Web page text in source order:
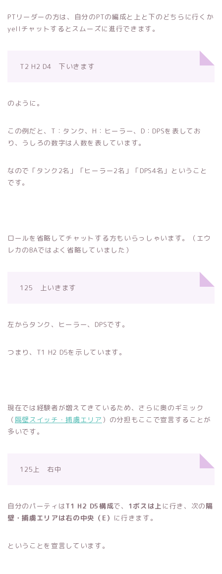
PTリーダーの方は、自分のPTの編成と上と下のどちらに行くか
yellチャットするとスムーズに進行できます。
T2 H2 D4 下いきます
のように。
この例だと、T：タンク、H：ヒーラー、D：DPSを表してお
り、うしろの数字は人数を表しています。
なので「タンク2名」「ヒーラー2名」「DPS4名」ということ
です。
ロールを省略してチャットする方もいらっしゃいます。（エウ
レカのBAではよく省略していました）
125 上いきます
左からタンク、ヒーラー、DPSです。
つまり、T1 H2 D5を示しています。
現在では経験者が増えてきているため、さらに奥のギミック
（ 隔壁スイッチ・捕虜エリア ）の分担もここで宣言することが
多いです。
125上 右中
自分のパーティはT1 H2 D5構成で、 1ボスは上 に行き、次の隔
壁・捕虜エリアは右の中央（E） に行きます。
ということを宣言しています。